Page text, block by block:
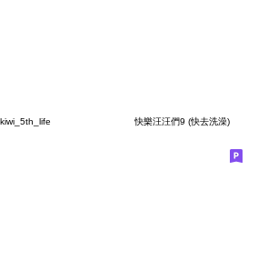
kiwi_5th_life 快樂汪汪們9 (快去洗澡)